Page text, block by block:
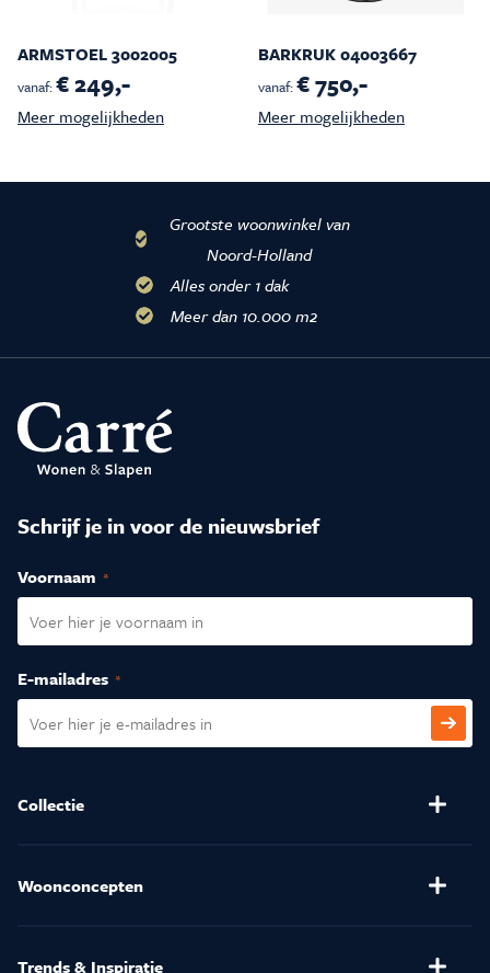
ARMSTOEL 3002005
vanaf:€ 249,-
Meer mogelijkheden
BARKRUK 04003667
vanaf:€ 750,-
Meer mogelijkheden
Grootste woonwinkel van
Noord-Holland
Alles onder 1 dak
Meer dan 10.000 m2
Schrijf je in voor de nieuwsbrief
Voornaam (Vereist)
E-mailadres (Vereist)
Collectie
Woonconcepten
Trends & Inspiratie